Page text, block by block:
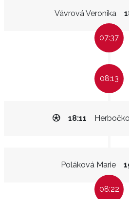
Vávrová Veronika
07:37
08:13
18:11
Poláková Marie
08:22